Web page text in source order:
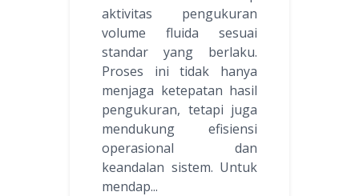
aktivitas pengukuran
volume fluida sesuai
standar yang berlaku.
Proses ini tidak hanya
menjaga ketepatan hasil
pengukuran, tetapi juga
mendukung efisiensi
operasional dan
keandalan sistem. Untuk
mendap...